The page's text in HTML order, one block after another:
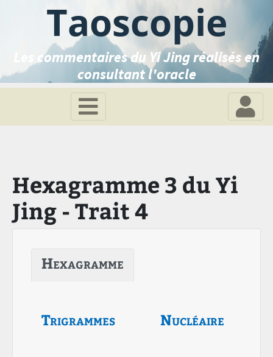
Taoscopie
Les commentaires du Yi Jing réalisés en
consultant l'oracle
Hexagramme 3 du Yi
Jing - Trait 4
Hexagramme
Trigrammes Nucléaire